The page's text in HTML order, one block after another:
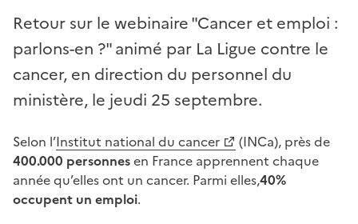
Retour sur le webinaire "Cancer et emploi :
parlons-en ?" animé par La Ligue contre le
cancer, en direction du personnel du
ministère, le jeudi 25 septembre.
Selon l’Institut national du cancer
(INCa), près de
400.000 personnesen France apprennent chaque
année qu’elles ont un cancer. Parmi elles,40%
occupent un emploi.